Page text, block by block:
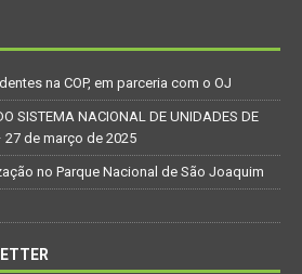
na COP, em parceria com o OJ
SISTEMA NACIONAL DE UNIDADES DE
27 de março de 2025
no Parque Nacional de São Joaquim